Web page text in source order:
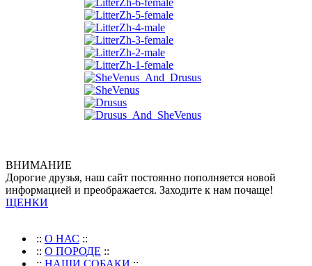
ВНИМАНИЕ
Дорогие друзья, наш сайт постоянно пополняется новой
информацией и преображается. Заходите к нам почаще!
ЩЕНКИ
:: О НАС ::
:: О ПОРОДЕ ::
:: НАШИ СОБАКИ ::